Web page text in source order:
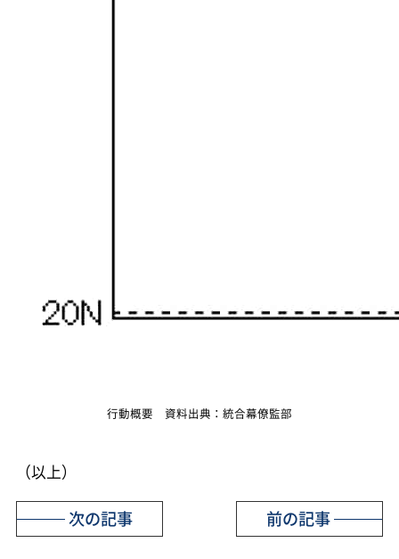
行動概要 資料出典：統合幕僚監部
（以上）
前の記事
次の記事